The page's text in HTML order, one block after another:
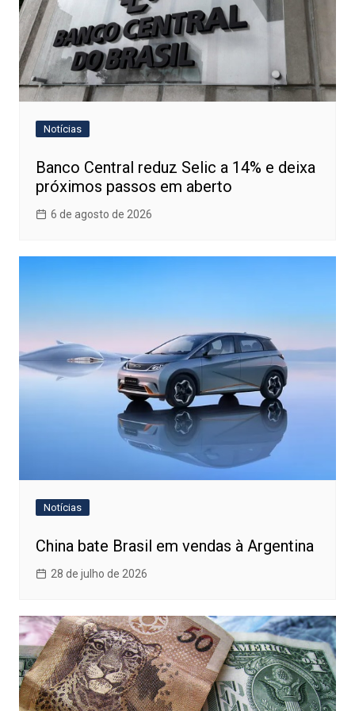
Notícias
Banco Central reduz Selic a 14% e deixa
próximos passos em aberto
6 de agosto de 2026
Notícias
China bate Brasil em vendas à Argentina
28 de julho de 2026